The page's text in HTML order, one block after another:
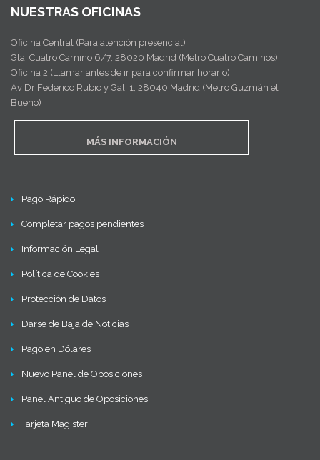
NUESTRAS OFICINAS
Oficina Central (Para atención presencial)
Gta. Cuatro Camino 6/7, 28020 Madrid (Metro Cuatro Caminos)
Oficina 2 (Llamar antes de ir para confirmar horario)
Av Dr Federico Rubio y Gali 1, 28040 Madrid (Metro Guzmán el
Bueno)
MÁS INFORMACIÓN
Pago Rápido
Completar pagos pendientes
Información Legal
Política de Cookies
Protección de Datos
Darse de Baja de Noticias
Pago en Dólares
Nuevo Panel de Oposiciones
Panel Antiguo de Oposiciones
Tarjeta Magister